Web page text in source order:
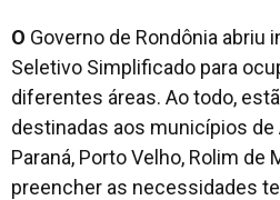
O Governo de Rondônia
Seletivo Simplificado para
diferentes áreas. Ao todo,
destinadas aos municípios de
Paraná, Porto Velho, Rolim de
preencher as necessidades